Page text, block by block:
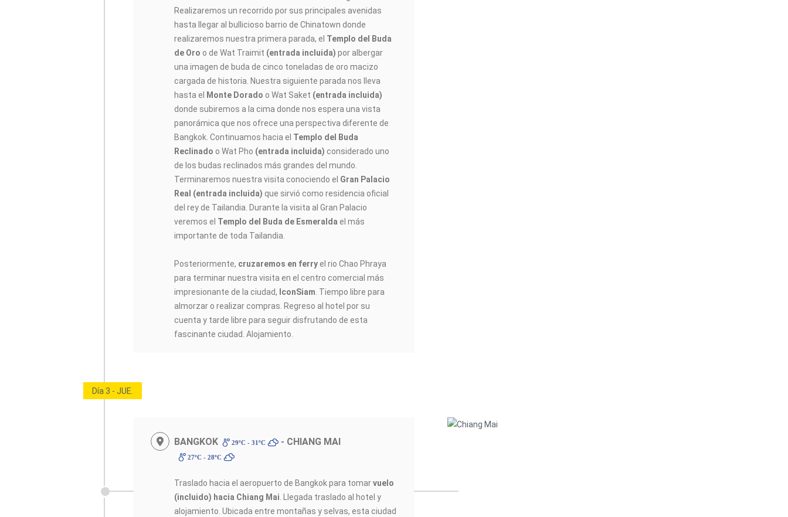
Realizaremos un recorrido por sus principales avenidas
hasta llegar al bullicioso barrio de Chinatown donde
realizaremos nuestra primera parada, el Templo del Buda
de Oro o de Wat Traimit (entrada incluida) por albergar
una imagen de buda de cinco toneladas de oro macizo
cargada de historia. Nuestra siguiente parada nos lleva
hasta el
Monte Dorado o Wat Saket (entrada incluida)
donde subiremos a la cima donde nos espera una vista
panorámica que nos ofrece una perspectiva diferente de
Bangkok. Continuamos hacia el Templo del Buda
Reclinado o Wat Pho (entrada incluida) considerado uno
de los budas reclinados más grandes del mundo.
Terminaremos nuestra visita conociendo el Gran Palacio
Real (entrada incluida) que sirvió como residencia oficial
del rey de Tailandia. Durante la visita al Gran Palacio
veremos el Templo del Buda de Esmeralda el más
importante de toda Tailandia.
Posteriormente, cruzaremos en ferry el rio Chao Phraya
para terminar nuestra visita en el centro comercial más
impresionante de la ciudad, IconSiam. Tiempo libre para
almorzar o realizar compras. Regreso al hotel por su
cuenta y tarde libre para seguir disfrutando de esta
fascinante ciudad. Alojamiento.
Día 3 - JUE.
BANGKOK 29ºC - 31ºC - CHIANG MAI
27ºC - 28ºC
Traslado hacia el aeropuerto de Bangkok para tomarvuelo
(incluido) hacia Chiang Mai. Llegada traslado al hotel y
alojamiento. Ubicada entre montañas y selvas, esta ciudad